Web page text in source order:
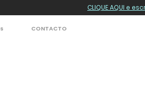
CLIQUE AQUI e
CONTACTO